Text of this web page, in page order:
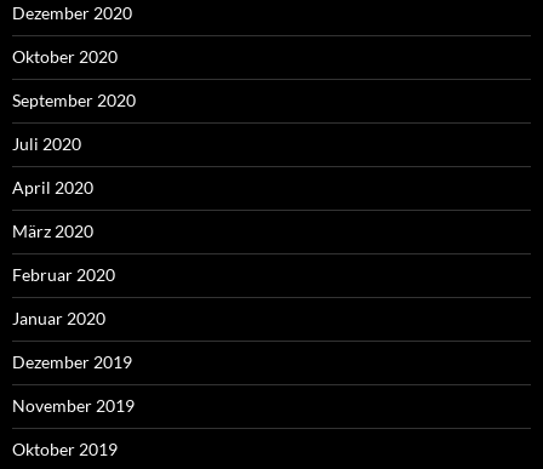
Dezember 2020
Oktober 2020
September 2020
Juli 2020
April 2020
März 2020
Februar 2020
Januar 2020
Dezember 2019
November 2019
Oktober 2019